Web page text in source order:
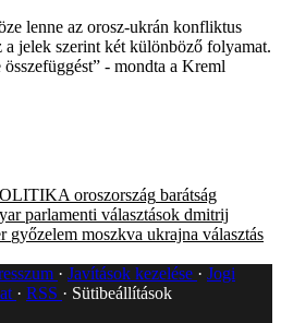
lenne az orosz-ukrán konfliktus
a jelek szerint két különböző folyamat.
- mondta a Kreml
oroszország barátság
parlamenti választások dmitrij
győzelem moszkva ukrajna választás
Javítások kezelése
Jogi
RSS
Sütibeállítások